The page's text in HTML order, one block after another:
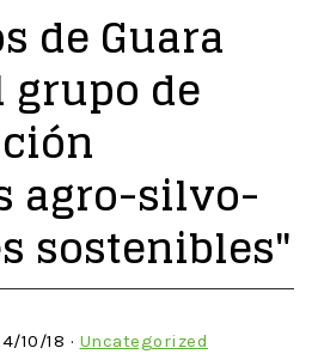
de Guara
de
agro-silvo-
sostenibles"
10/18 · Uncategorized